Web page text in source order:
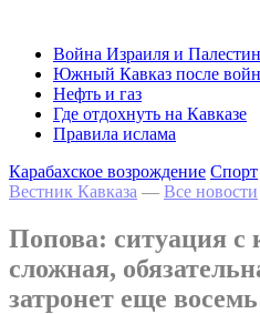
Война Израиля и
Южный Кавказ после
Нефть и газ
Где отдохнуть на Кавказе
Правила ислама
Карабахское возрождение Спорт
Вестник Кавказа — Все новости
Попова: ситуация с
сложная,
затронет еще